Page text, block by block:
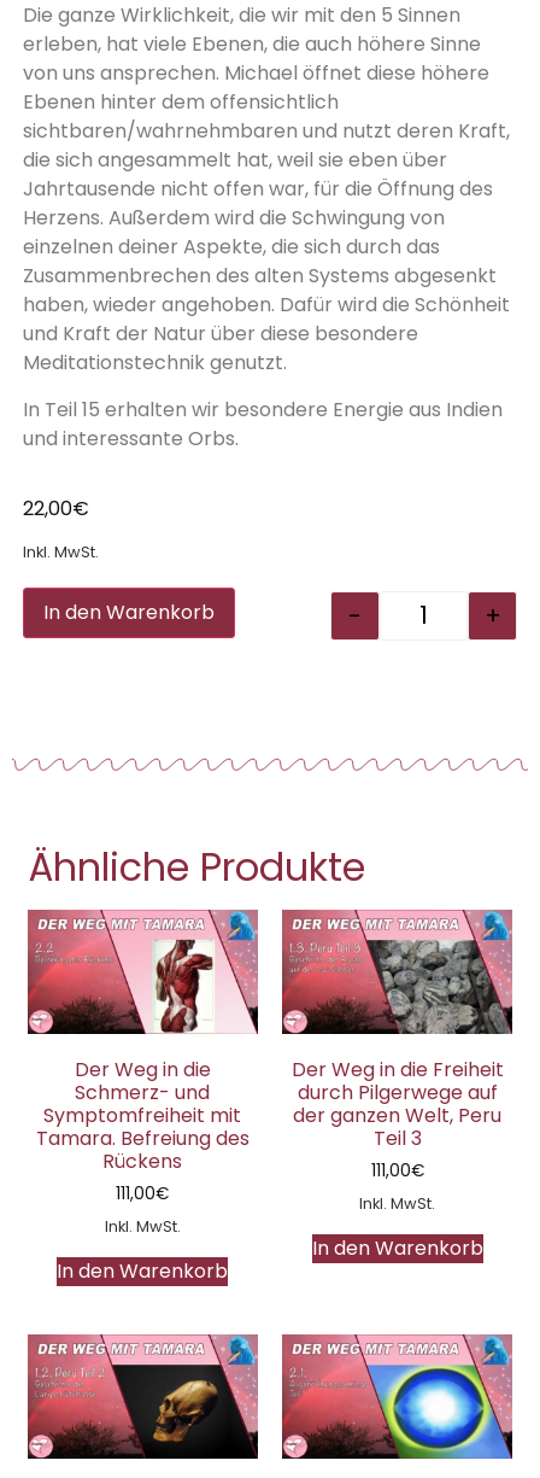
Die ganze Wirklichkeit, die wir mit den 5 Sinnen
erleben, hat viele Ebenen, die auch höhere Sinne
von uns ansprechen. Michael öffnet diese höhere
Ebenen hinter dem offensichtlich
sichtbaren/wahrnehmbaren und nutzt deren Kraft,
die sich angesammelt hat, weil sie eben über
Jahrtausende nicht offen war, für die Öffnung des
Herzens. Außerdem wird die Schwingung von
einzelnen deiner Aspekte, die sich durch das
Zusammenbrechen des alten Systems abgesenkt
haben, wieder angehoben. Dafür wird die Schönheit
und Kraft der Natur über diese besondere
Meditationstechnik genutzt.
In Teil 15 erhalten wir besondere Energie aus Indien
und interessante Orbs.
22,00€
Inkl. MwSt.
- +
In den Warenkorb Alternative:
Ähnliche Produkte
Der Weg in die
Schmerz- und
Symptomfreiheit mit
Tamara. Befreiung des
Rückens
111,00€
Inkl. MwSt.
In den Warenkorb
Der Weg in die Freiheit
durch Pilgerwege auf
der ganzen Welt, Peru
Teil 3
111,00€
Inkl. MwSt.
In den Warenkorb